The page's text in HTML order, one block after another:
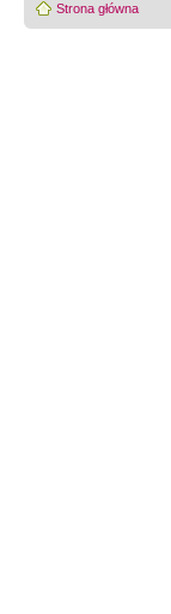
Strona główna